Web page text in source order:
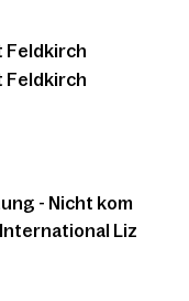
Feldkirch
Feldkirch
- Nicht kom
Liz